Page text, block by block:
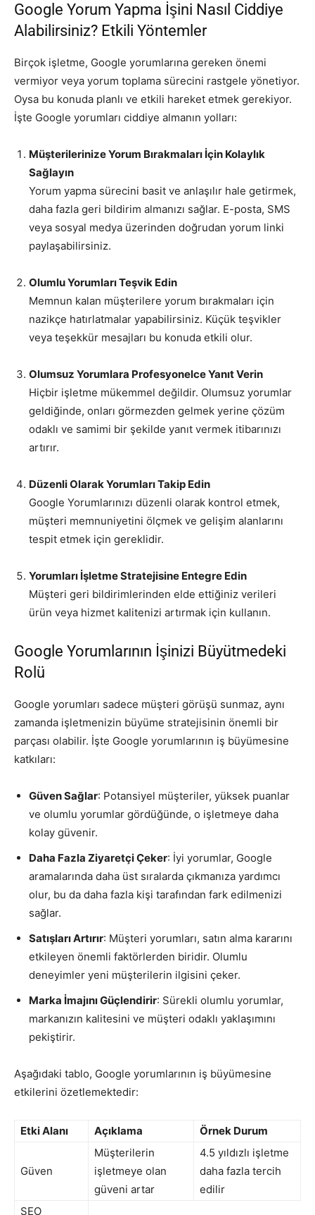
Google Yorum Yapma İşini Nasıl Ciddiye
Alabilirsiniz? Etkili Yöntemler
Birçok işletme, Google yorumlarına gereken önemi
vermiyor veya yorum toplama sürecini rastgele yönetiyor.
Oysa bu konuda planlı ve etkili hareket etmek gerekiyor.
İşte Google yorumları ciddiye almanın yolları:
Müşterilerinize Yorum Bırakmaları İçin Kolaylık
Sağlayın
Yorum yapma sürecini basit ve anlaşılır hale getirmek,
daha fazla geri bildirim almanızı sağlar. E-posta, SMS
veya sosyal medya üzerinden doğrudan yorum linki
paylaşabilirsiniz.
Olumlu Yorumları Teşvik Edin
Memnun kalan müşterilere yorum bırakmaları için
nazikçe hatırlatmalar yapabilirsiniz. Küçük teşvikler
veya teşekkür mesajları bu konuda etkili olur.
Olumsuz Yorumlara Profesyonelce Yanıt Verin
Hiçbir işletme mükemmel değildir. Olumsuz yorumlar
geldiğinde, onları görmezden gelmek yerine çözüm
odaklı ve samimi bir şekilde yanıt vermek itibarınızı
artırır.
Düzenli Olarak Yorumları Takip Edin
Google Yorumlarınızı düzenli olarak kontrol etmek,
müşteri memnuniyetini ölçmek ve gelişim alanlarını
tespit etmek için gereklidir.
Yorumları İşletme Stratejisine Entegre Edin
Müşteri geri bildirimlerinden elde ettiğiniz verileri
ürün veya hizmet kalitenizi artırmak için kullanın.
Google Yorumlarının İşinizi Büyütmedeki
Rolü
Google yorumları sadece müşteri görüşü sunmaz, aynı
zamanda işletmenizin büyüme stratejisinin önemli bir
parçası olabilir. İşte Google yorumlarının iş büyümesine
katkıları:
Güven Sağlar: Potansiyel müşteriler, yüksek puanlar
ve olumlu yorumlar gördüğünde, o işletmeye daha
kolay güvenir.
Daha Fazla Ziyaretçi Çeker: İyi yorumlar, Google
aramalarında daha üst sıralarda çıkmanıza yardımcı
olur, bu da daha fazla kişi tarafından fark edilmenizi
sağlar.
Satışları Artırır: Müşteri yorumları, satın alma kararını
etkileyen önemli faktörlerden biridir. Olumlu
deneyimler yeni müşterilerin ilgisini çeker.
Marka İmajını Güçlendirir: Sürekli olumlu yorumlar,
markanızın kalitesini ve müşteri odaklı yaklaşımını
pekiştirir.
Aşağıdaki tablo, Google yorumlarının iş büyümesine
etkilerini özetlemektedir:
Etki Alanı Açıklama Örnek Durum
Güven
Müşterilerin
işletmeye olan
güveni artar
4.5 yıldızlı işletme
daha fazla tercih
edilir
SEO